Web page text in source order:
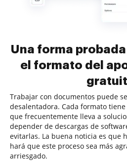
Una forma
el formato del
Trabajar con documentos puede
desalentadora. Cada formato
que frecuentemente lleva a
depender de descargas de
evitarlas. La buena noticia es que
hará que este proceso sea más
arriesgado.